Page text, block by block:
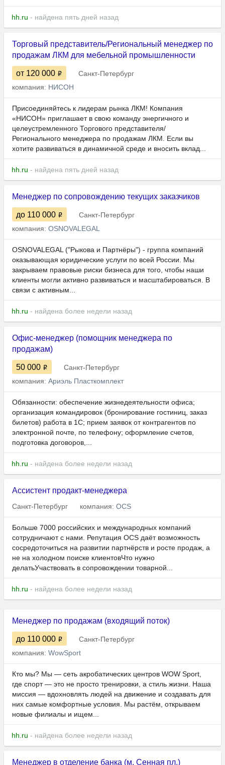
hh.ru - найдена пять дней назад
Торговый представитель/Региональный менеджер по
продажам ЛКМ для мебельной промышленности
от 120 000
Санкт-Петербург
компания: НИСОН
Присоединяйтесь к лидерам рынка ЛКМ! Компания
«НИСОН» приглашает в свою команду энергичного и
целеустремленного Торгового представителя/
Регионального менеджера по продажам ЛКМ. Если вы
хотите развиваться в динамичной среде и вносить вклад...
hh.ru - найдена пять дней назад
Менеджер по сопровождению текущих заказчиков
до 110 000
Санкт-Петербург
компания: OSNOVALEGAL
OSNOVALEGAL ("Рыкова и Партнёры") - группа компаний
оказывающая юридические услуги по всей России. Мы
закрываем правовые риски бизнеса для того, чтобы наши
клиенты могли активно развиваться и масштабироваться. В
связи с активным...
hh.ru - найдена более недели назад
Офис-менеджер (помощник менеджера по
продажам)
50 000
Санкт-Петербург
компания: Ариэль Пласткомплект
Обязанности: обеспечение жизнедеятельности офиса;
организация командировок (бронирование гостиниц, заказ
билетов) работа в 1С; прием заявок от контрагентов по
электронной почте, по телефону; оформление счетов,
подготовка договоров,...
hh.ru - найдена более недели назад
Ассистент продакт-менеджера
Санкт-Петербург компания: OCS
Больше 7000 российских и международных компаний
сотрудничают с нами. Репутация OCS даёт возможность
сосредоточиться на развитии партнёрств и росте продаж, а
не на холодном поиске клиентовЧто нужно
делатьУчаствовать в сопровождении товарной...
hh.ru - найдена более недели назад
Менеджер по продажам (входящий поток)
до 110 000
Санкт-Петербург
компания: WowSport
Кто мы? Мы — сеть акробатических центров WOW Sport,
где спорт — это не просто тренировки, а стиль жизни. Наша
миссия — вдохновлять людей на движение и создавать для
них самые комфортные условия. Мы растём, открываем
новые филиалы и ищем...
hh.ru - найдена более недели назад
Менеджер в отделение банка (м. Сенная пл.)